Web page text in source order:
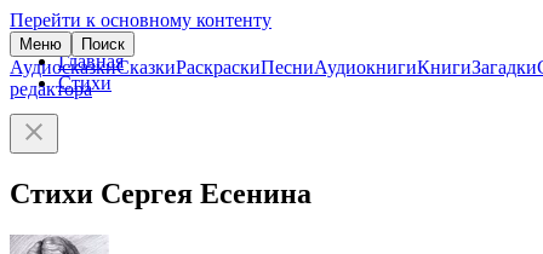
Перейти к основному контенту
Меню Поиск
АудиосказкиСказкиРаскраскиПесниАудиокнигиКнигиЗагадки
редактора
Главная
Стихи
Стихи Сергея Есенина